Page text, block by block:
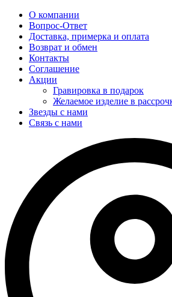
О компании
Вопрос-Ответ
Доставка, примерка и оплата
Возврат и обмен
Контакты
Соглашение
Акции
Гравировка в подарок
Желаемое изделие в
Звезды с нами
Связь с нами